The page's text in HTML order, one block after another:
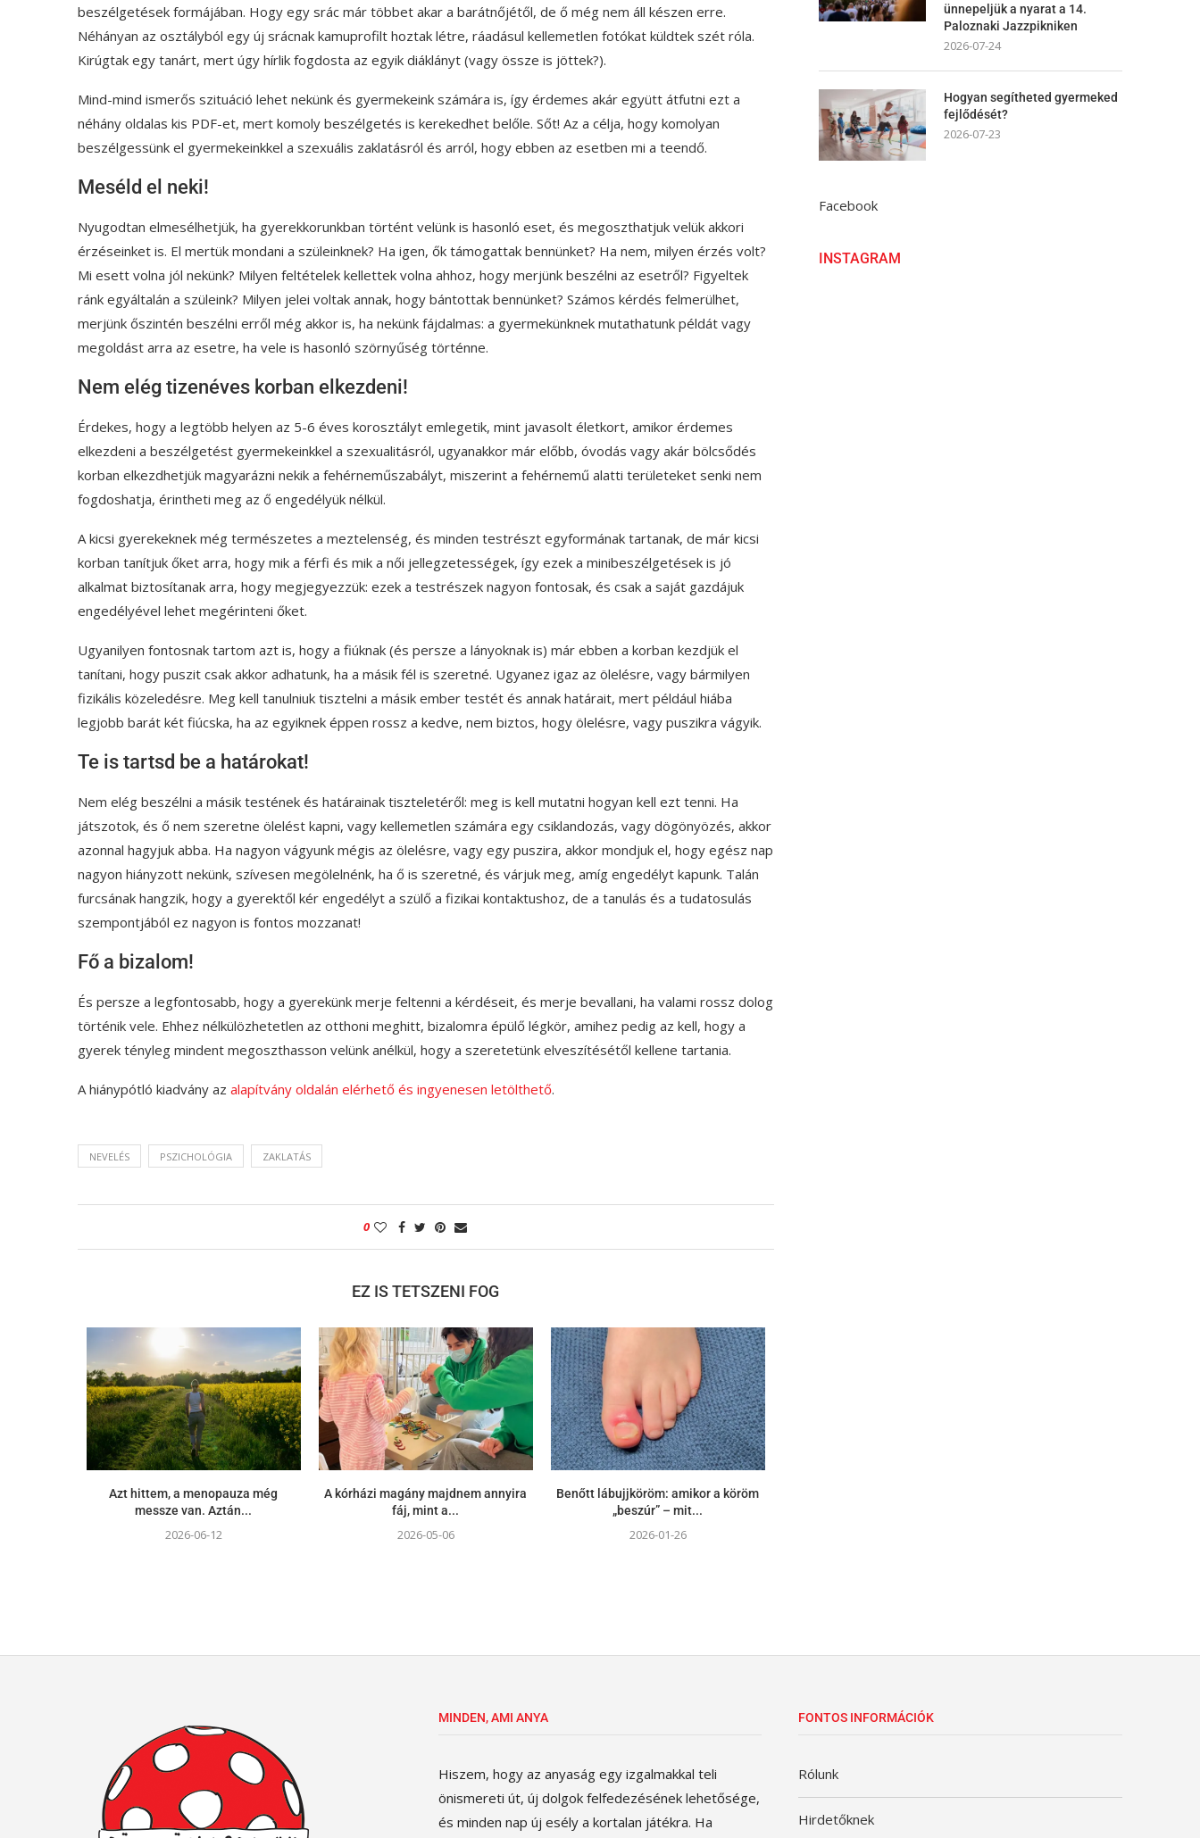
beszélgetések formájában. Hogy egy srác már többet akar a barátnőjétől, de ő még nem áll készen erre.
Néhányan az osztályból egy új srácnak kamuprofilt hoztak létre, ráadásul kellemetlen fotókat küldtek szét róla.
Kirúgtak egy tanárt, mert úgy hírlik fogdosta az egyik diáklányt (vagy össze is jöttek?).
Mind-mind ismerős szituáció lehet nekünk és gyermekeink számára is, így érdemes akár együtt átfutni ezt a
néhány oldalas kis PDF-et, mert komoly beszélgetés is kerekedhet belőle. Sőt! Az a célja, hogy komolyan
beszélgessünk el gyermekeinkkel a szexuális zaklatásról és arról, hogy ebben az esetben mi a teendő.
Meséld el neki!
Nyugodtan elmesélhetjük, ha gyerekkorunkban történt velünk is hasonló eset, és megoszthatjuk velük akkori
érzéseinket is. El mertük mondani a szüleinknek? Ha igen, ők támogattak bennünket? Ha nem, milyen érzés volt?
Mi esett volna jól nekünk? Milyen feltételek kellettek volna ahhoz, hogy merjünk beszélni az esetről? Figyeltek
ránk egyáltalán a szüleink? Milyen jelei voltak annak, hogy bántottak bennünket? Számos kérdés felmerülhet,
merjünk őszintén beszélni erről még akkor is, ha nekünk fájdalmas: a gyermekünknek mutathatunk példát vagy
megoldást arra az esetre, ha vele is hasonló szörnyűség történne.
Nem elég tizenéves korban elkezdeni!
Érdekes, hogy a legtöbb helyen az 5-6 éves korosztályt emlegetik, mint javasolt életkort, amikor érdemes
elkezdeni a beszélgetést gyermekeinkkel a szexualitásról, ugyanakkor már előbb, óvodás vagy akár bölcsődés
korban elkezdhetjük magyarázni nekik a fehérneműszabályt, miszerint a fehérnemű alatti területeket senki nem
fogdoshatja, érintheti meg az ő engedélyük nélkül.
A kicsi gyerekeknek még természetes a meztelenség, és minden testrészt egyformának tartanak, de már kicsi
korban tanítjuk őket arra, hogy mik a férfi és mik a női jellegzetességek, így ezek a minibeszélgetések is jó
alkalmat biztosítanak arra, hogy megjegyezzük: ezek a testrészek nagyon fontosak, és csak a saját gazdájuk
engedélyével lehet megérinteni őket.
Ugyanilyen fontosnak tartom azt is, hogy a fiúknak (és persze a lányoknak is) már ebben a korban kezdjük el
tanítani, hogy puszit csak akkor adhatunk, ha a másik fél is szeretné. Ugyanez igaz az ölelésre, vagy bármilyen
fizikális közeledésre. Meg kell tanulniuk tisztelni a másik ember testét és annak határait, mert például hiába
legjobb barát két fiúcska, ha az egyiknek éppen rossz a kedve, nem biztos, hogy ölelésre, vagy puszikra vágyik.
Te is tartsd be a határokat!
Nem elég beszélni a másik testének és határainak tiszteletéről: meg is kell mutatni hogyan kell ezt tenni. Ha
játszotok, és ő nem szeretne ölelést kapni, vagy kellemetlen számára egy csiklandozás, vagy dögönyözés, akkor
azonnal hagyjuk abba. Ha nagyon vágyunk mégis az ölelésre, vagy egy puszira, akkor mondjuk el, hogy egész nap
nagyon hiányzott nekünk, szívesen megölelnénk, ha ő is szeretné, és várjuk meg, amíg engedélyt kapunk. Talán
furcsának hangzik, hogy a gyerektől kér engedélyt a szülő a fizikai kontaktushoz, de a tanulás és a tudatosulás
szempontjából ez nagyon is fontos mozzanat!
Fő a bizalom!
És persze a legfontosabb, hogy a gyerekünk merje feltenni a kérdéseit, és merje bevallani, ha valami rossz dolog
történik vele. Ehhez nélkülözhetetlen az otthoni meghitt, bizalomra épülő légkör, amihez pedig az kell, hogy a
gyerek tényleg mindent megoszthasson velünk anélkül, hogy a szeretetünk elveszítésétől kellene tartania.
A hiánypótló kiadvány az alapítvány oldalán elérhető és ingyenesen letölthető.
NEVELÉS PSZICHOLÓGIA ZAKLATÁS
0
EZ IS TETSZENI FOG
Azt hittem, a menopauza még
messze van. Aztán...
2026-06-12
A kórházi magány majdnem annyira
fáj, mint a...
2026-05-06
Benőtt lábujjköröm: amikor a köröm
„beszúr” – mit...
2026-01-26
ünnepeljük a nyarat a 14.
Paloznaki Jazzpikniken
2026-07-24
Hogyan segítheted gyermeked
fejlődését?
2026-07-23
Facebook
INSTAGRAM
MINDEN, AMI ANYA
Hiszem, hogy az anyaság egy izgalmakkal teli
önismereti út, új dolgok felfedezésének lehetősége,
és minden nap új esély a kortalan játékra. Ha
FONTOS INFORMÁCIÓK
Rólunk
Hirdetőknek